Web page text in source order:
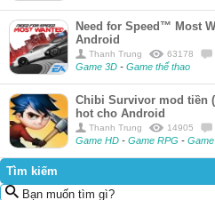
Need for Speed™ Most
Android
Thanh Trung 63178
Game 3D - Game thể thao
Chibi Survivor mod tiền
hot cho Android
Thanh Trung 14905
Game HD - Game RPG -
Tìm kiếm
Bạn muốn tìm gì?